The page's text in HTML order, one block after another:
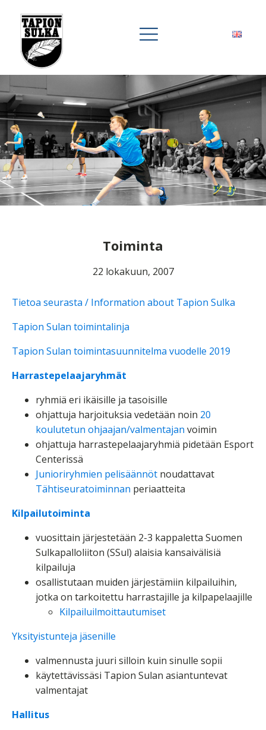
Toiminta
22 lokakuun, 2007
Tietoa seurasta / Information about Tapion Sulka
Tapion Sulan toimintalinja
Tapion Sulan toimintasuunnitelma vuodelle 2019
Harrastepelaajaryhmät
ryhmiä eri ikäisille ja tasoisille
ohjattuja harjoituksia vedetään noin 20
koulutetun ohjaajan/valmentajan voimin
ohjattuja harrastepelaajaryhmiä pidetään Esport
Centerissä
Junioriryhmien pelisäännöt noudattavat
Tähtiseuratoiminnan periaatteita
Kilpailutoiminta
vuosittain järjestetään 2-3 kappaletta Suomen
Sulkapalloliiton (SSul) alaisia kansaivälisiä
kilpailuja
osallistutaan muiden järjestämiin kilpailuihin,
jotka on tarkoitettu harrastajille ja kilpapelaajille
Kilpailuilmoittautumiset
Yksityistunteja jäsenille
valmennusta juuri silloin kuin sinulle sopii
käytettävissäsi Tapion Sulan asiantuntevat
valmentajat
Hallitus